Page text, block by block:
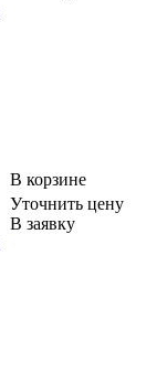
В корзине
Уточнить цену
В заявку